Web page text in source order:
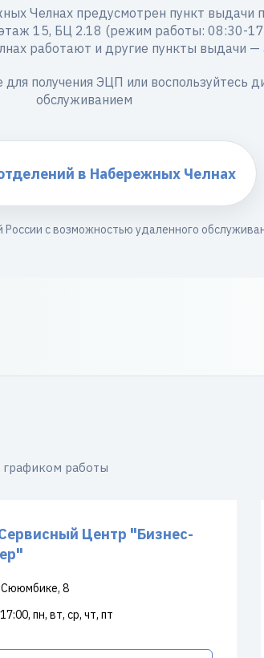
Челнах предусмотрен пункт выдачи
15, БЦ 2.18 (режим работы: 08:30-
работают и другие пункты выдачи
получения ЭЦП или воспользуйтесь
обслуживанием
в Набережных Челнах
с возможностью удаленного
работы
Центр "Бизнес-
Сююмбике, 8
пн, вт, ср, чт, пт